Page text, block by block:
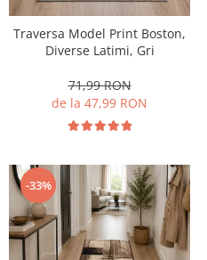
Traversa Model Print Boston,
Diverse Latimi, Gri
71,99 RON
de la 47,99 RON
-33%